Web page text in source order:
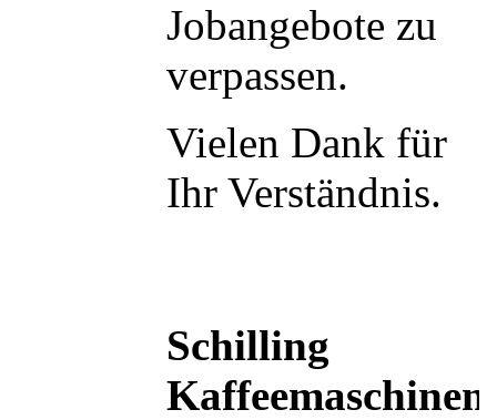
Jobangebote zu
verpassen.
Vielen Dank für
Ihr Verständnis.
Schilling
Kaffeemaschinen